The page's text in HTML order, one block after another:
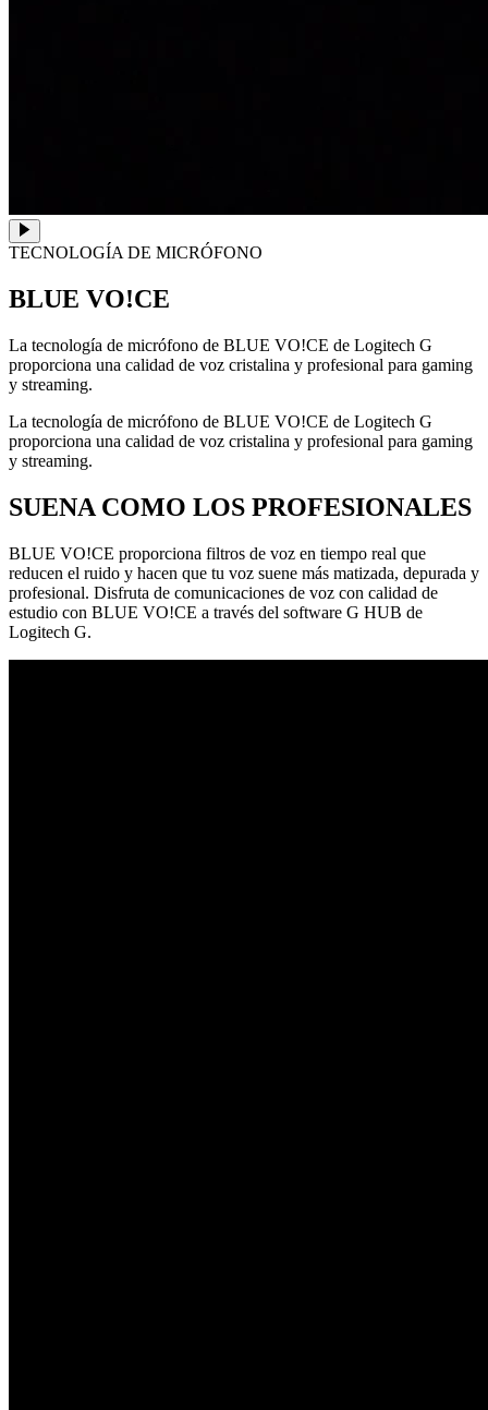
TECNOLOGÍA DE MICRÓFONO
BLUE VO!CE
La tecnología de micrófono de BLUE VO!CE de Logitech G
proporciona una calidad de voz cristalina y profesional para gaming
y streaming.
La tecnología de micrófono de BLUE VO!CE de Logitech G
proporciona una calidad de voz cristalina y profesional para gaming
y streaming.
SUENA COMO LOS PROFESIONALES
BLUE VO!CE proporciona filtros de voz en tiempo real que
reducen el ruido y hacen que tu voz suene más matizada, depurada y
profesional. Disfruta de comunicaciones de voz con calidad de
estudio con BLUE VO!CE a través del software G HUB de
Logitech G.